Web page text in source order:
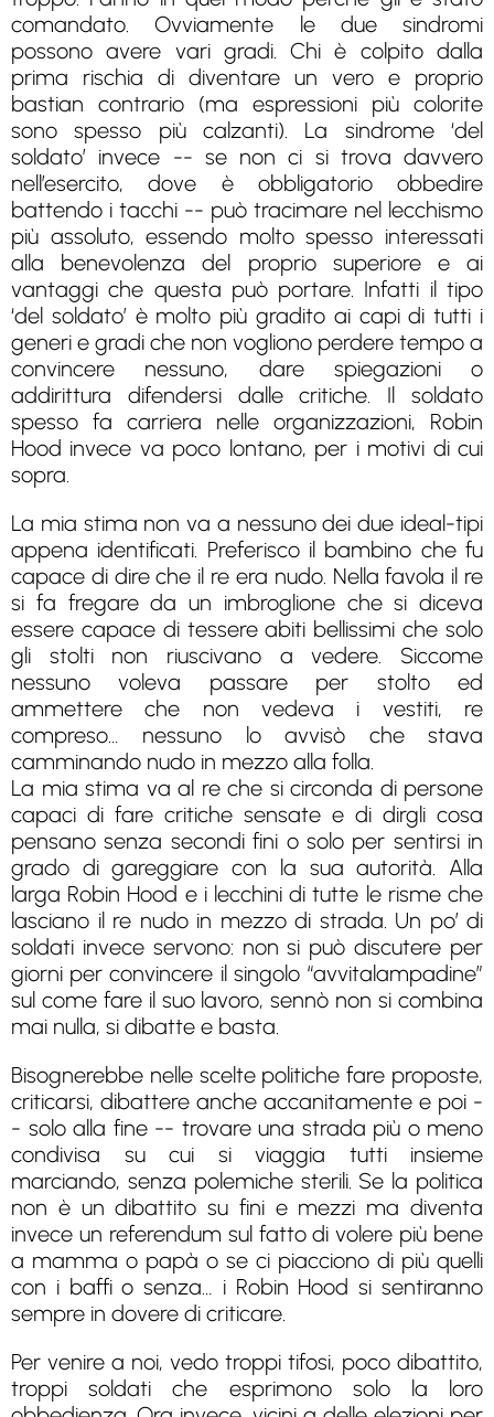
comandato. Ovviamente le due sindromi
possono avere vari gradi. Chi è colpito dalla
prima rischia di diventare un vero e proprio
bastian contrario (ma espressioni più colorite
sono spesso più calzanti). La sindrome ‘del
soldato’ invece -- se non ci si trova davvero
nell’esercito, dove è obbligatorio obbedire
battendo i tacchi -- può tracimare nel lecchismo
più assoluto, essendo molto spesso interessati
alla benevolenza del proprio superiore e ai
vantaggi che questa può portare. Infatti il tipo
‘del soldato’ è molto più gradito ai capi di tutti i
generi e gradi che non vogliono perdere tempo a
convincere nessuno, dare spiegazioni o
addirittura difendersi dalle critiche. Il soldato
spesso fa carriera nelle organizzazioni, Robin
Hood invece va poco lontano, per i motivi di cui
sopra.
La mia stima non va a nessuno dei due ideal-tipi
appena identificati. Preferisco il bambino che fu
capace di dire che il re era nudo. Nella favola il re
si fa fregare da un imbroglione che si diceva
essere capace di tessere abiti bellissimi che solo
gli stolti non riuscivano a vedere. Siccome
nessuno voleva passare per stolto ed
ammettere che non vedeva i vestiti, re
compreso… nessuno lo avvisò che stava
camminando nudo in mezzo alla folla.
La mia stima va al re che si circonda di persone
capaci di fare critiche sensate e di dirgli cosa
pensano senza secondi fini o solo per sentirsi in
grado di gareggiare con la sua autorità. Alla
larga Robin Hood e i lecchini di tutte le risme che
lasciano il re nudo in mezzo di strada. Un po’ di
soldati invece servono: non si può discutere per
giorni per convincere il singolo “avvitalampadine”
sul come fare il suo lavoro, sennò non si combina
mai nulla, si dibatte e basta.
Bisognerebbe nelle scelte politiche fare proposte,
criticarsi, dibattere anche accanitamente e poi -
- solo alla fine -- trovare una strada più o meno
condivisa su cui si viaggia tutti insieme
marciando, senza polemiche sterili. Se la politica
non è un dibattito su fini e mezzi ma diventa
invece un referendum sul fatto di volere più bene
a mamma o papà o se ci piacciono di più quelli
con i baffi o senza… i Robin Hood si sentiranno
sempre in dovere di criticare.
Per venire a noi, vedo troppi tifosi, poco dibattito,
troppi soldati che esprimono solo la loro